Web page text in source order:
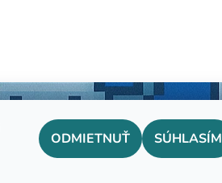
ODMIETNUŤ SÚHLASÍM